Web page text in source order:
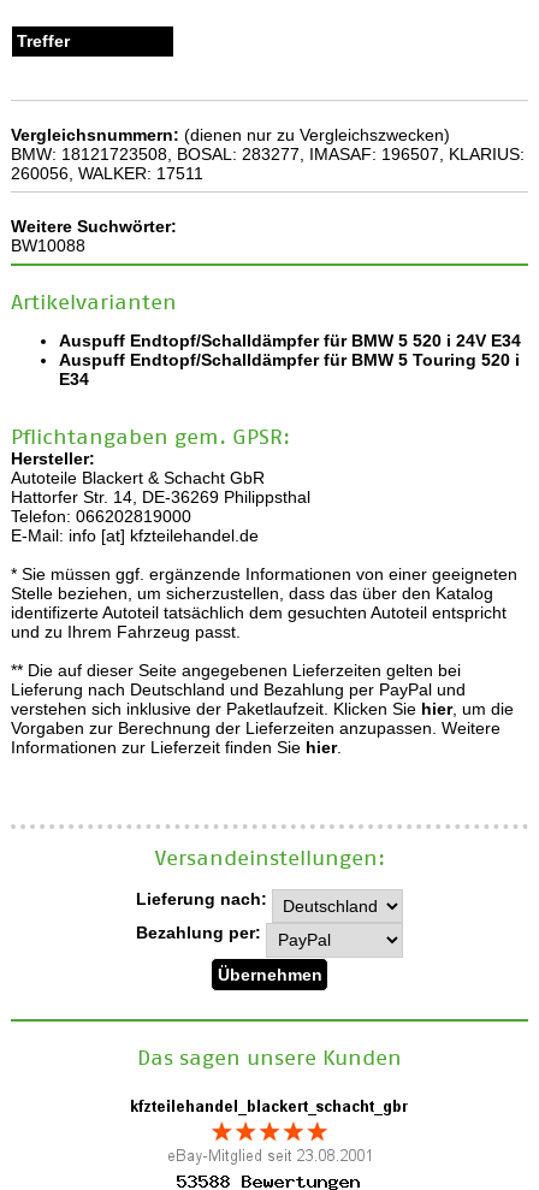
Vergleichsnummern: (dienen nur zu Vergleichszwecken)
BMW: 18121723508, BOSAL: 283277, IMASAF: 196507, KLARIUS:
260056, WALKER: 17511
Weitere Suchwörter:
BW10088
Artikelvarianten
Auspuff Endtopf/Schalldämpfer für BMW 5 520 i 24V E34
Auspuff Endtopf/Schalldämpfer für BMW 5 Touring 520 i
E34
Pflichtangaben gem. GPSR:
Hersteller:
Autoteile Blackert & Schacht GbR
Hattorfer Str. 14, DE-36269 Philippsthal
Telefon: 066202819000
E-Mail: info [at] kfzteilehandel.de
* Sie müssen ggf. ergänzende Informationen von einer geeigneten
Stelle beziehen, um sicherzustellen, dass das über den Katalog
identifizerte Autoteil tatsächlich dem gesuchten Autoteil entspricht
und zu Ihrem Fahrzeug passt.
** Die auf dieser Seite angegebenen Lieferzeiten gelten bei
Lieferung nach Deutschland und Bezahlung per PayPal und
verstehen sich inklusive der Paketlaufzeit. Klicken Sie hier, um die
Vorgaben zur Berechnung der Lieferzeiten anzupassen. Weitere
Informationen zur Lieferzeit finden Sie hier.
Versand­einstellungen:
Lieferung nach:
Bezahlung per:
Das sagen unsere Kunden